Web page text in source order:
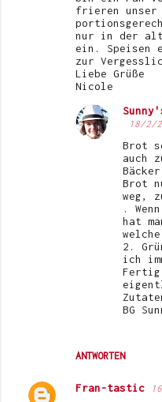
frieren unser
nur in der
ein. Speisen
zur
Liebe Grüße
Nicole
ANTWORTEN
18/2/
Brot
auch
Brot
weg,
.
hat
2.
ich
BG
Fran-tastic